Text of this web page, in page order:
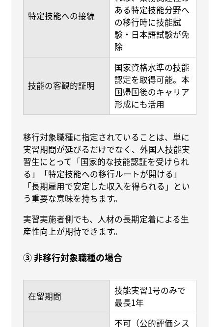
特定技能への接続
ある特定技能分野へ
の移行時に技能試
験・日本語試験が免
除
技能の客観的証明
国家資格水準の技能
認定を取得可能。本
国帰国後のキャリア
形成にも活用
移行対象職種に指定されていることは、単に
実習期間が延びるだけでなく、外国人技能実
習生にとって「国家的な技能認証を受けられ
る」「特定技能への移行ルートが開ける」
「長期雇用で安定した収入を得られる」とい
う重要な意味を持ちます。
実習実施者側でも、人材の長期定着による生
産性向上が期待できます。
③ 非移行対象職種の場合
在留期間
技能実習1号のみで
最長1年
不可（公的評価シス